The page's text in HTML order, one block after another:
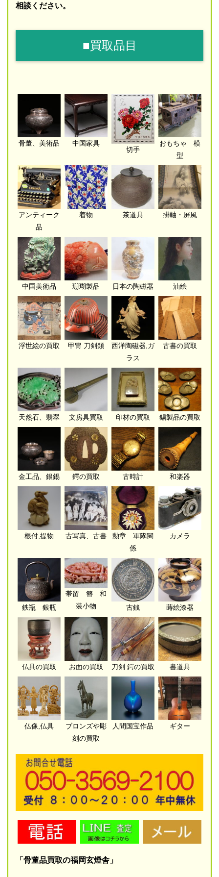
相談ください。
■買取品目
骨董、美術品 中国家具
切手
おもちゃ 模
型
アンティーク
品
着物 茶道具 掛軸・屏風
中国美術品 珊瑚製品 日本の陶磁器 油絵
浮世絵の買取 甲冑 刀剣類
西洋陶磁器,ガ
ラス
古書の買取
天然石、翡翠 文房具買取 印材の買取 錫製品の買取
金工品、銀錫 鍔の買取 古時計 和楽器
根付,提物 古写真、古書
勲章 軍隊関
係
カメラ
鉄瓶 銀瓶
帯留 簪 和
装小物
古銭 蒔絵漆器
仏具の買取 お面の買取 刀剣 鍔の買取 書道具
仏像,仏具
ブロンズや彫
刻の買取
人間国宝作品 ギター
「骨董品買取の福岡玄燈舎」